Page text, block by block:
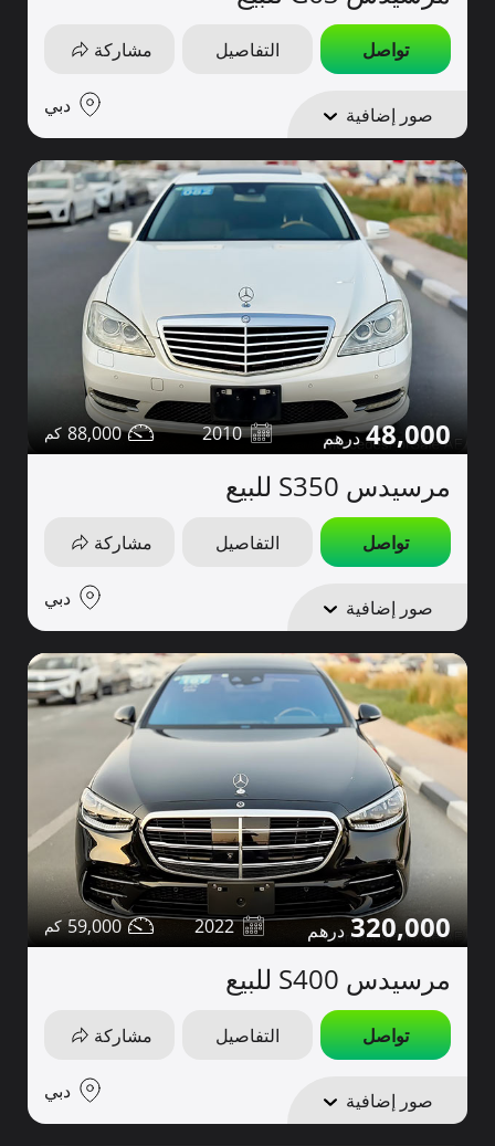
تواصل التفاصيل مشاركة
صور إضافية دبي
48,000
2010
88,000
مرسيدس S350 للبيع
تواصل التفاصيل مشاركة
صور إضافية دبي
320,000
2022
59,000
مرسيدس S400 للبيع
تواصل التفاصيل مشاركة
صور إضافية دبي